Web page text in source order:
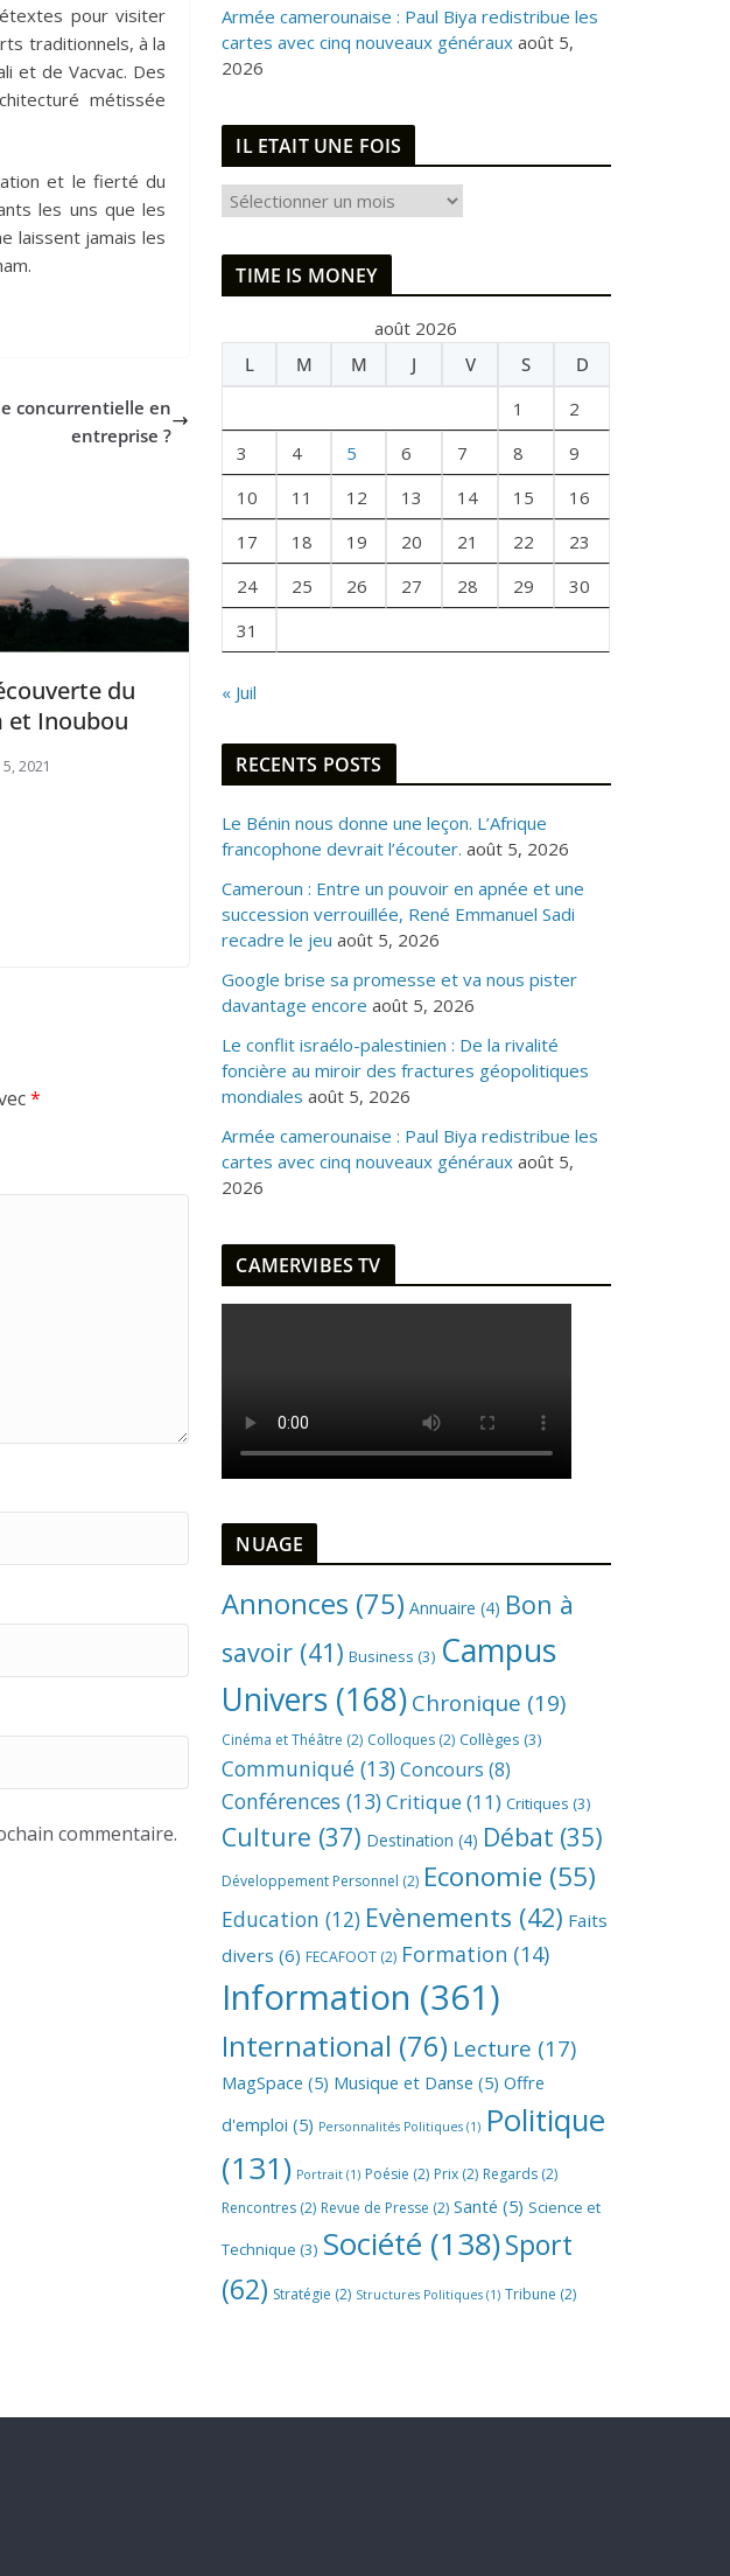
pour visiter
traditionnels, à la
et de Vacvac. Des
métissée
et le fierté du
les uns que les
laissent jamais les
concurrentielle en
entreprise ?
du
et Inoubou
2021
*
commentaire.
Armée camerounaise : Paul Biya redistribue les
cartes avec cinq nouveaux généraux août 5,
2026
IL ETAIT UNE FOIS
L
E
I
U
F
S
TIME IS MONEY
août 2026
L
M M J V S
D
1
2
3
4 5 6 7 8
9
10
11 12 13 14 15
16
17
18 19 20 21 22
23
24
25 26 27 28 29
30
31
« Juil
RECENTS POSTS
Le Bénin nous donne une leçon. L’Afrique
francophone devrait l’écouter. août 5, 2026
Cameroun : Entre un pouvoir en apnée et une
succession verrouillée, René Emmanuel Sadi
recadre le jeu août 5, 2026
Google brise sa promesse et va nous pister
davantage encore août 5, 2026
Le conflit israélo-palestinien : De la rivalité
foncière au miroir des fractures géopolitiques
mondiales août 5, 2026
Armée camerounaise : Paul Biya redistribue les
cartes avec cinq nouveaux généraux août 5,
2026
CAMERVIBES TV
NUAGE
Annonces (75) Annuaire (4) Bon à
savoir (41) Business (3) Campus
Univers (168)Chronique (19)
Cinéma et Théâtre (2) Colloques (2) Collèges (3)
Communiqué (13) Concours (8)
Conférences (13)Critique(11) Critiques (3)
Culture (37) Destination (4) Débat (35)
Développement Personnel (2) Economie (55)
Education (12) Evènements (42) Faits
divers (6) FECAFOOT (2) Formation (14)
Information (361)
International (76) Lecture (17)
MagSpace (5) Musique et Danse (5) Offre
d'emploi (5) Personnalités Politiques (1) Politique
(131) Portrait (1) Poésie (2) Prix (2) Regards (2)
Rencontres (2) Revue de Presse (2) Santé (5) Science et
Technique (3) Société (138)Sport
(62) Stratégie (2) Structures Politiques (1) Tribune (2)